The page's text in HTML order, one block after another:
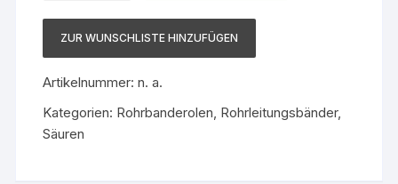
ZUR WUNSCHLISTE HINZUFÜGEN
Artikelnummer:n. a.
Kategorien: Rohrbanderolen Rohrleitungsbänder,
Säuren